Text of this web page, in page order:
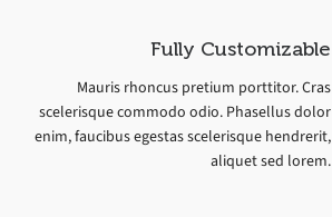
Fully Customizable
Mauris rhoncus pretium porttitor. Cras
scelerisque commodo odio. Phasellus dolor
enim, faucibus egestas scelerisque hendrerit,
aliquet sed lorem.